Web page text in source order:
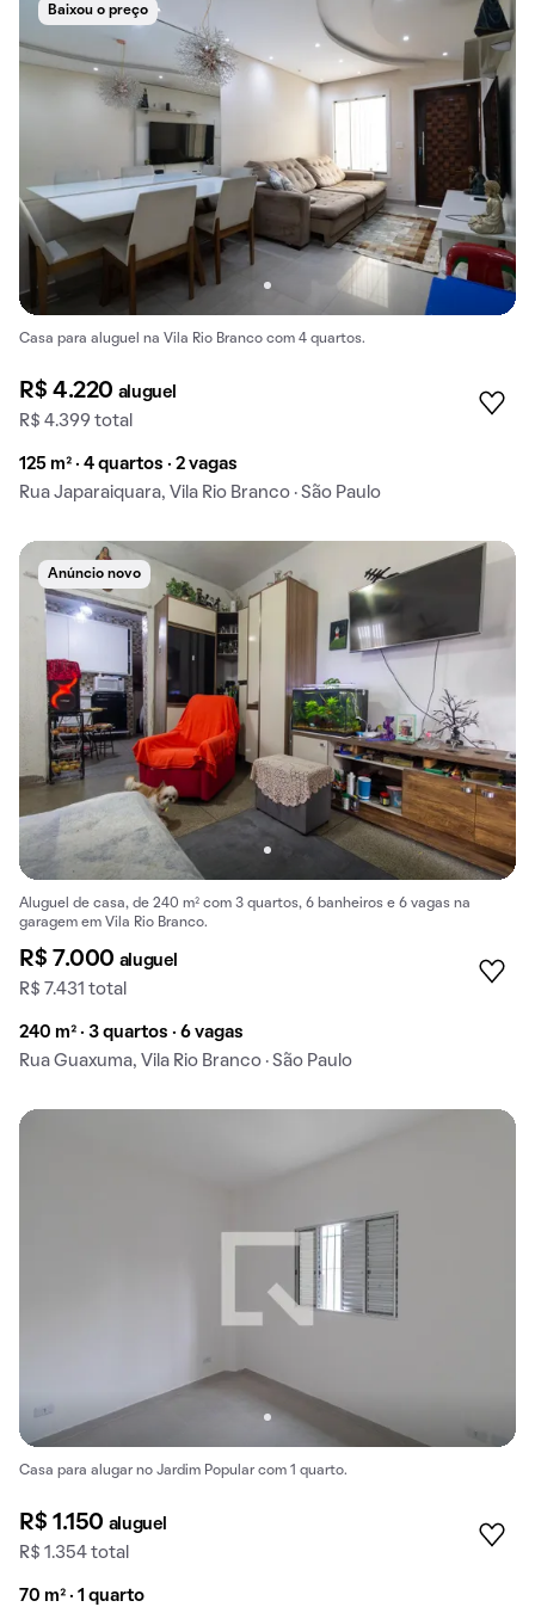
Baixou o preço
Casa para aluguel na Vila Rio Branco com 4 quartos.
R$ 4.220 aluguel
R$ 4.399 total
125 m² · 4 quartos · 2 vagas
Rua Japaraiquara, Vila Rio Branco · São Paulo
Anúncio novo
Aluguel de casa, de 240 m² com 3 quartos, 6 banheiros e 6 vagas na
garagem em Vila Rio Branco.
R$ 7.000 aluguel
R$ 7.431 total
240 m² · 3 quartos · 6 vagas
Rua Guaxuma, Vila Rio Branco · São Paulo
Casa para alugar no Jardim Popular com 1 quarto.
R$ 1.150 aluguel
R$ 1.354 total
70 m² · 1 quarto